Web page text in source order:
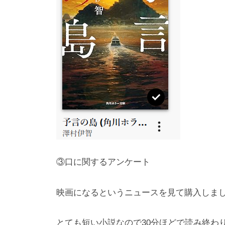
③口に関するアンケート
映画になるというニュースを見て購入しまし
とても短い小説なので30分ほどで読み終わ